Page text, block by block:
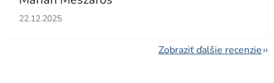
Hodnotenie obchodu je 5 z 5 hviezdičiek.
22.12.2025
Zobraziť ďalšie recenzie